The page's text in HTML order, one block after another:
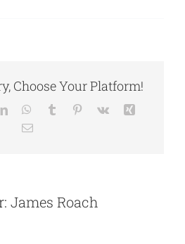
Choose Your Platform!
LinkedInWhatsApp
Tumblr Pinterest
Vk
Email
James Roach